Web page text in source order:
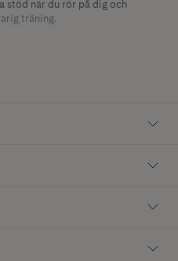
stöd när du rör på dig och
träning.